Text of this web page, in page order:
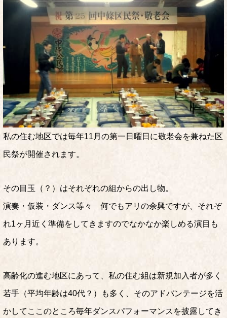
私の住む地区では毎年11月の第一日曜日に敬老会を兼ねた区
民祭が開催されます。
その目玉（？）はそれぞれの組からの出し物。
演奏・仮装・ダンス等々 何でもアリの余興ですが、それぞ
れ1ヶ月近く準備をしてきますのでなかなか楽しめる演目も
あります。
高齢化の進む地区にあって、私の住む組は新規加入者が多く
若手（平均年齢は40代？）も多く、そのアドバンテージを活
かしてここのところ毎年ダンスパフォーマンスを披露してき